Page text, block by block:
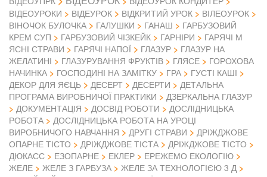
ВІДЕОУРОКИ
ВІДЕУРОК ВІДКРИТИЙ УРОК
ВІЛЕОУРОК
ВІНОЧОК БУЛОЧКА
ГАЛУШКИ ГАНАШ
ГАРБУЗОВИЙ
КРЕМ СУП
ГАРБУЗОВИЙ ЧІЗКЕЙК ГАРНІРИ
ГАРЯЧІ М
ЯСНІ СТРАВИ
ГАРЯЧІ НАПОЇ ГЛАЗУР
ГЛАЗУР НА
ЖЕЛАТИНІ
ГЛАЗУРУВАННЯ ФРУКТІВ ГЛЯСЕ
ГОРОХОВА
НАЧИНКА
ГОСПОДИНІ НА ЗАМІТКУ ГРА
ГУСТІ КАШІ
ДЕКОР ДЛЯ ЯЄЦЬ
ДЕСЕРТ ДЕСЕРТИ
ДЕТАЛЬНА
ПРОГРАМА ВИРОБНИЧОЇ ПРАКТИКИ
ДЗЕРКАЛЬНА ГЛАЗУР
ДОКУМЕНТАЦІЯ
ДОСВІД РОБОТИ
ДОСЛІДНИЦЬКА
РОБОТА
ДОСЛІДНИЦЬКА РОБОТА НА УРОЦІ
ВИРОБНИЧОГО НАВЧАННЯ
ДРУГІ СТРАВИ
ДРІЖДЖОВЕ
ОПАРНЕ ТІСТО
ДРІЖДЖОВЕ ТІСТА
ДРІЖДЖОВЕ ТІСТО
ДЮКАСС
ЕЗОПАРНЕ ЕКЛЕР
ЕРЕЖЕМО ЕКОЛОГІЮ
ЖЕЛЕ
ЖЕЛЕ З ГАРБУЗА
ЖЕЛЕ ЗА ТЕХНОЛОГІЄЮ 3 Д